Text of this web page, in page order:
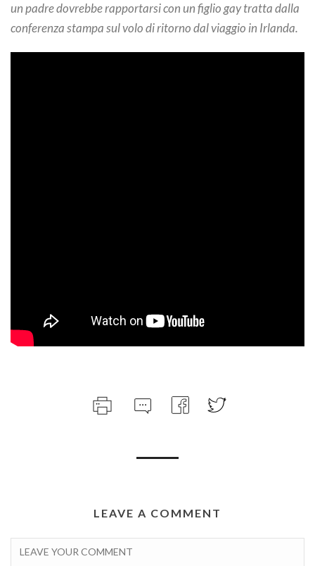
un padre dovrebbe rapportarsi con un figlio gay tratta dalla
conferenza stampa sul volo di ritorno dal viaggio in Irlanda.
LEAVE A COMMENT